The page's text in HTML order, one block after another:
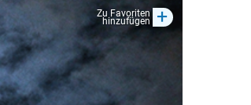
Zu Favoriten
hinzufügen +